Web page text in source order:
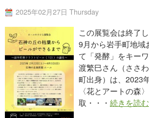
2025年02月27日 Thursday
この展覧会は終
9月から岩手町地域
て「発酵」をキー
渡繁巳さん（ささ
町出身）は、2023
〈花とアートの森
取・・・ 続きを読